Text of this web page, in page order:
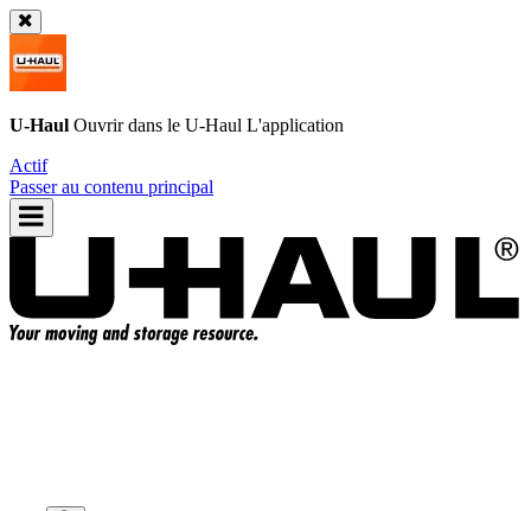
U-Haul Ouvrir dans le U-Haul L'application
Actif
Passer au contenu principal